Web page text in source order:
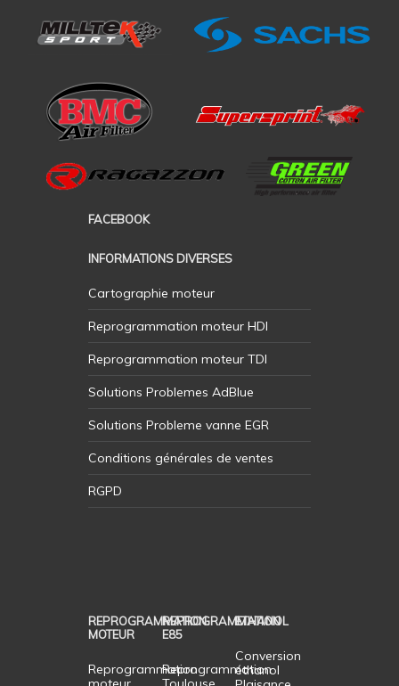
FACEBOOK
INFORMATIONS DIVERSES
Cartographie moteur
Reprogrammation moteur HDI
Reprogrammation moteur TDI
Solutions Problemes AdBlue
Solutions Probleme vanne EGR
Conditions générales de ventes
RGPD
REPROGRAMMATION
MOTEUR
Reprogrammation
REPROGRAMMATION
E85
Reprogrammation
ETHANOL
Conversion
éthanol